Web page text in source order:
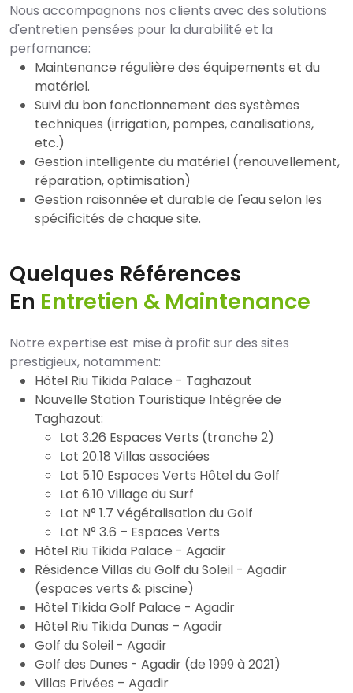
Nous accompagnons nos clients avec des solutions
d'entretien pensées pour la durabilité et la
perfomance:
Maintenance régulière des équipements et du
matériel.
Suivi du bon fonctionnement des systèmes
techniques (irrigation, pompes, canalisations,
etc.)
Gestion intelligente du matériel (renouvellement,
réparation, optimisation)
Gestion raisonnée et durable de l'eau selon les
spécificités de chaque site.
Quelques Références
En Entretien & Maintenance
Notre expertise est mise à profit sur des sites
prestigieux, notamment:
Hôtel Riu Tikida Palace - Taghazout
Nouvelle Station Touristique Intégrée de
Taghazout:
Lot 3.26 Espaces Verts (tranche 2)
Lot 20.18 Villas associées
Lot 5.10 Espaces Verts Hôtel du Golf
Lot 6.10 Village du Surf
Lot N° 1.7 Végétalisation du Golf
Lot N° 3.6 – Espaces Verts
Hôtel Riu Tikida Palace - Agadir
Résidence Villas du Golf du Soleil - Agadir
(espaces verts & piscine)
Hôtel Tikida Golf Palace - Agadir
Hôtel Riu Tikida Dunas – Agadir
Golf du Soleil - Agadir
Golf des Dunes - Agadir (de 1999 à 2021)
Villas Privées – Agadir